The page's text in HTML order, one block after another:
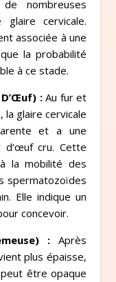
nombreuses
glaire cervicale.
associée à une
la probabilité
à ce stade.
:Au fur et
la glaire cervicale
et a une
d’œuf cru. Cette
la mobilité des
spermatozoïdes
Elle indique un
concevoir.
: Après
plus épaisse,
être opaque